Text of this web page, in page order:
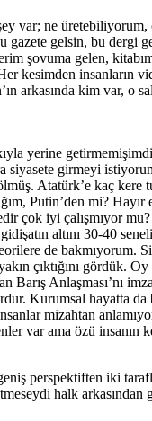
var; ne
gelsin, bu dergi
şovuma gelen,
kesimden insanların
arkasında kim var, o
yerine
siyasete girmeyi
Atatürk’e kaç kere
Putin’den mi?
iyi çalışmıyor mu?
altını 30-40
de bakmıyorum.
çıktığını gördük.
Anlaşması’nı
Kurumsal hayatta da
mizahtan
var ama özü insanın
iki taraflı,
halk arkasından